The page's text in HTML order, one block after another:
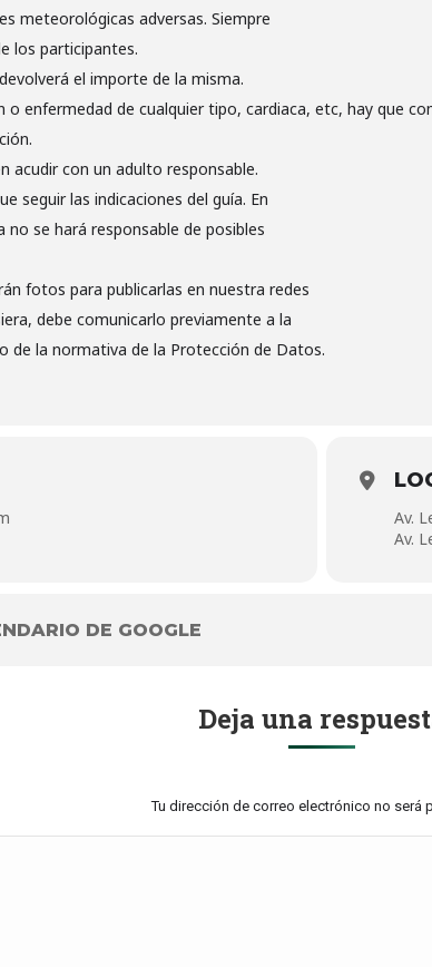
meteorológicas adversas. Siempre
los participantes.
el importe de la misma.
o enfermedad de cualquier tipo, cardiaca, etc, hay que
acudir con un adulto responsable.
seguir las indicaciones del guía. En
se hará responsable de posibles
fotos para publicarlas en nuestra redes
debe comunicarlo previamente a la
de la normativa de la Protección de Datos.
Av.
Av.
DE GOOGLE
Deja una
Tu dirección de correo electrónico no será